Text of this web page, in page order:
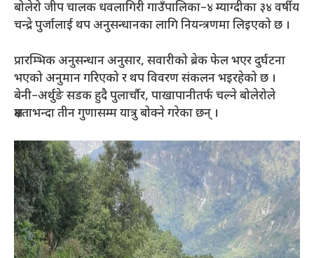
बोलेरो जीप चालक धवलागिरी गाउँपालिका–४ म्याग्दीका ३४ वर्षीय
चन्द्रे पुर्जालाई थप अनुसन्धानका लागि नियन्त्रणमा लिइएको छ ।
प्रारम्भिक अनुसन्धान अनुसार, सवारीको ब्रेक फेल भएर दुर्घटना
भएको अनुमान गरिएको र थप विवरण संकलन भइरहेको छ ।
बेनी–अर्थुङे सडक हुदै पुलार्चौर, पाखापानीतर्फ चल्ने बोलेरोले
क्षमताभन्दा तीन गुणासम्म यात्रु बोक्ने गरेका छन् ।